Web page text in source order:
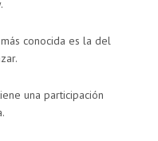
conocida es la del
una participación